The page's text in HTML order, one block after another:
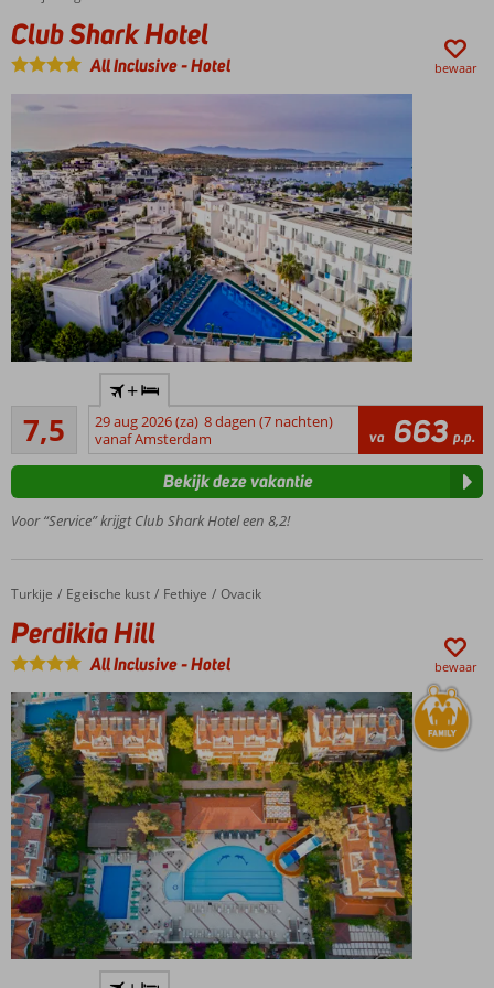
boulevard
van
Marmaris
Privéstrand
met steiger
Club Shark Hotel
All Inclusive-Hotel bewaar
centrum
van
Gümbet
bij het
strand
Goede
7,5
25
beoordelingen
+
29 aug 2026 (za) 8 dagen (7 nachten)
vanaf Amsterdam
va 663 p.p.
Voor “Service” krijgt Club Shark Hotel een 8,2!
Bekijk deze vakantie
Home
Turkije Egeische kust Fethiye Ovacik
Perdikia Hill
Perdikia Hill
All Inclusive-Hotel bewaar